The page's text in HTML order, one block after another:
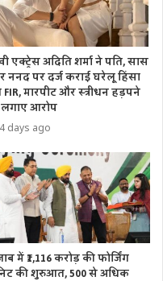
एक्ट्रेस अदिति शर्मा ने पति, सास
ननद पर दर्ज कराई घरेलू हिंसा
मारपीट और स्त्रीधन हड़पने
आरोप
4 days ago
में ₹1,116 करोड़ की फोर्जिंग
की शुरुआत, 500 से अधिक